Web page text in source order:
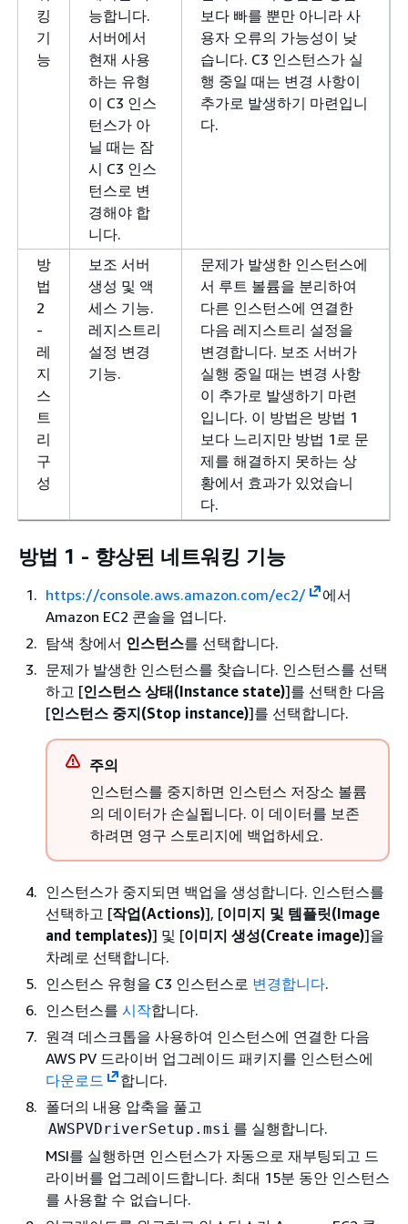
킹
기
능
능합니다.
서버에서
현재 사용
하는 유형
이 C3 인스
턴스가 아
닐 때는 잠
시 C3 인스
턴스로 변
경해야 합
니다.
보다 빠를 뿐만 아니라 사
용자 오류의 가능성이 낮
습니다. C3 인스턴스가 실
행 중일 때는 변경 사항이
추가로 발생하기 마련입니
다.
방
법
2
-
레
지
스
트
리
구
성
보조 서버
생성 및 액
세스 기능.
레지스트리
설정 변경
기능.
문제가 발생한 인스턴스에
서 루트 볼륨을 분리하여
다른 인스턴스에 연결한
다음 레지스트리 설정을
변경합니다. 보조 서버가
실행 중일 때는 변경 사항
이 추가로 발생하기 마련
입니다. 이 방법은 방법 1
보다 느리지만 방법 1로 문
제를 해결하지 못하는 상
황에서 효과가 있었습니
다.
방법 1 - 향상된 네트워킹 기능
https://console.aws.amazon.com/ec2/
에서
Amazon EC2 콘솔을 엽니다.
탐색 창에서 인스턴스를 선택합니다.
문제가 발생한 인스턴스를 찾습니다. 인스턴스를 선택
하고 [인스턴스 상태(Instance state)]를 선택한 다음
[인스턴스 중지(Stop instance)]를 선택합니다.
주의
인스턴스를 중지하면 인스턴스 저장소 볼륨
의 데이터가 손실됩니다. 이 데이터를 보존
하려면 영구 스토리지에 백업하세요.
인스턴스가 중지되면 백업을 생성합니다. 인스턴스를
선택하고 [작업(Actions)], [이미지 및 템플릿(Image
and templates)] 및 [이미지 생성(Create image)]을
차례로 선택합니다.
인스턴스 유형을 C3 인스턴스로 변경합니다.
인스턴스를 시작합니다.
원격 데스크톱을 사용하여 인스턴스에 연결한 다음
AWS PV 드라이버 업그레이드 패키지를 인스턴스에
다운로드
합니다.
폴더의 내용 압축을 풀고
AWSPVDriverSetup.msi 를 실행합니다.
MSI를 실행하면 인스턴스가 자동으로 재부팅되고 드
라이버를 업그레이드합니다. 최대 15분 동안 인스턴스
를 사용할 수 없습니다.